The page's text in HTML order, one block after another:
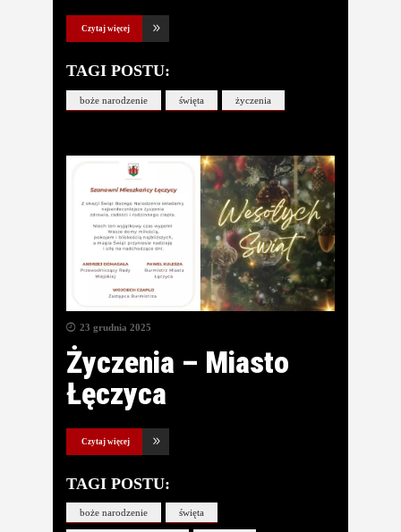
Czytaj więcej
TAGI POSTU:
boże narodzenie święta życzenia
23 grudnia 2025
Życzenia – Miasto
Łęczyca
Czytaj więcej
TAGI POSTU:
boże narodzenie święta